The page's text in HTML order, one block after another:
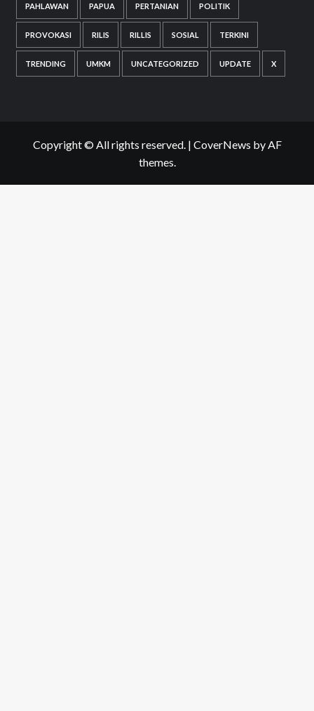
PAHLAWAN PAPUA PERTANIAN POLITIK
PROVOKASI RILIS RILLIS SOSIAL TERKINI
TRENDING UMKM UNCATEGORIZED UPDATE X
Copyright © All rights reserved. | CoverNews by AF
themes.